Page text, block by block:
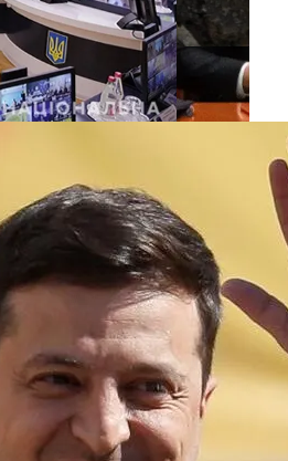
Мир Не Обмануть
1918 Года
Хода В Киеве